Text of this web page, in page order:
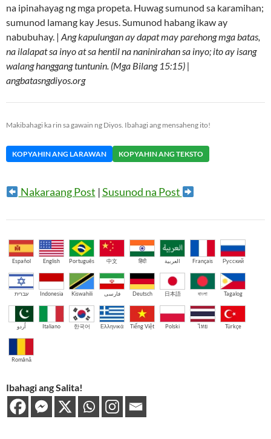
na ipinahayag ng mga propeta. Huwag sumunod sa karamihan;
sumunod lamang kay Jesus. Sumunod habang ikaw ay
nabubuhay. | Ang kapulungan ay dapat may parehong mga batas,
na ilalapat sa inyo at sa hentil na naninirahan sa inyo; ito ay isang
walang hanggang tuntunin. (Mga Bilang 15:15) |
angbatasngdiyos.org
Makibahagi ka rin sa gawain ng Diyos. Ibahagi ang mensaheng ito!
KOPYAHIN ANG LARAWAN KOPYAHIN ANG TEKSTO
Nakaraang Post |Susunod na Post
Español English Português 中文 हिंदी العربية Français Русский
עברית Indonesia Kiswahili فارسی Deutsch 日本語 বাংলা Tagalog
اُردو Italiano 한국어 Ελληνικά Tiếng Việt Polski ไทย Türkçe
Română
Ibahagi ang Salita!